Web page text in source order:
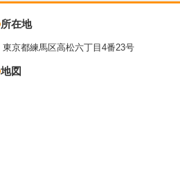
所在地
東京都練馬区高松六丁目4番23号
地図